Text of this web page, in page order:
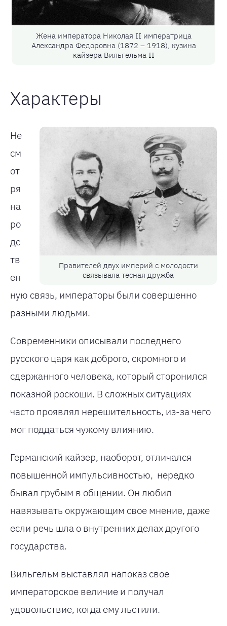
Жена императора Николая II императрица
Александра Федоровна (1872 – 1918), кузина
кайзера Вильгельма II
Характеры
Правителей двух империй с молодости
связывала тесная дружба
Не
см
от
ря
на
ро
дс
тв
ен
ную связь, императоры были совершенно
разными людьми.
Современники описывали последнего
русского царя как доброго, скромного и
сдержанного человека, который сторонился
показной роскоши. В сложных ситуациях
часто проявлял нерешительность, из-за чего
мог поддаться чужому влиянию.
Германский кайзер, наоборот, отличался
повышенной импульсивностью, нередко
бывал грубым в общении. Он любил
навязывать окружающим свое мнение, даже
если речь шла о внутренних делах другого
государства.
Вильгельм выставлял напоказ свое
императорское величие и получал
удовольствие, когда ему льстили.